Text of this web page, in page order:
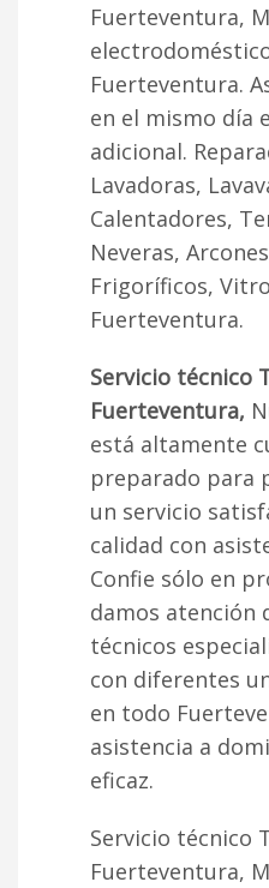
Fuerteventura,
Fuerteventura.
en el mismo día
adicional.
Lavadoras,
Calentadores,
Neveras,
Frigoríficos,
Fuerteventura.
Servicio técnico
Fuerteventura,
está altamente
preparado para
un servicio
calidad con
Confie sólo en
damos atención
técnicos
con diferentes
en todo
asistencia a
eficaz.
Servicio técnico
Fuerteventura,